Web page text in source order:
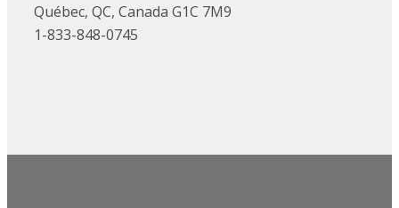
Québec, QC, Canada G1C 7M9
1-833-848-0745